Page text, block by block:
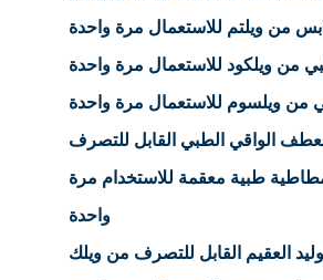
من ويلتم للاستعمال مرة واحدة
من ويلكود للاستعمال مرة واحدة
من ويلسوم للاستعمال مرة واحدة
الواقي الطبي القابل للتصرف
طبية معقمة للاستخدام مرة
واحدة
العقيم القابل للتصرف من ويلك